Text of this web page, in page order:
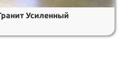
Усиленный